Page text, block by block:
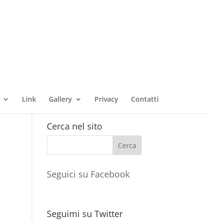
Link Gallery Privacy Contatti
Cerca nel sito
Seguici su Facebook
Seguimi su Twitter